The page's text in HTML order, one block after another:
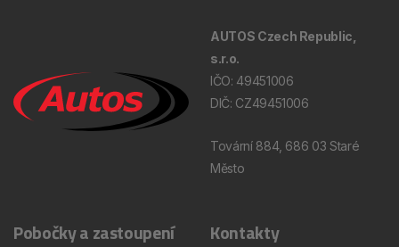
AUTOS Czech Republic,
s.r.o.
IČO: 49451006
DIČ: CZ49451006
Tovární 884, 686 03 Staré
Město
Pobočky a zastoupení Kontakty